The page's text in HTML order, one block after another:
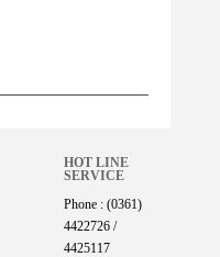
HOT LINE
SERVICE
Phone : (0361)
4422726 /
4425117